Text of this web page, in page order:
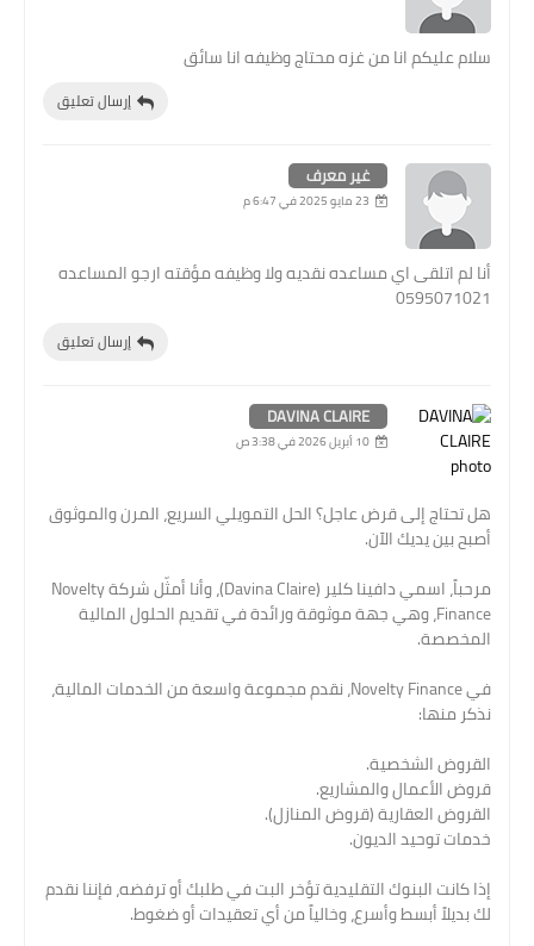
سلام عليكم انا من غزه محتاج وظيفه انا سائق
إرسال تعليق
غير معرف
23 مايو 2025 في 6:47 م
أنا لم اتلقى اي مساعده نقديه ولا وظيفه مؤقته ارجو المساعده
0595071021
إرسال تعليق
DAVINA CLAIRE
10 أبريل 2026 في 3:38 ص
هل تحتاج إلى قرض عاجل؟ الحل التمويلي السريع، المرن والموثوق
أصبح بين يديك الآن.
مرحباً، اسمي دافينا كلير (Davina Claire)، وأنا أمثّل شركة Novelty
Finance، وهي جهة موثوقة ورائدة في تقديم الحلول المالية
المخصصة.
في Novelty Finance، نقدم مجموعة واسعة من الخدمات المالية،
نذكر منها:
القروض الشخصية.
قروض الأعمال والمشاريع.
القروض العقارية (قروض المنازل).
خدمات توحيد الديون.
إذا كانت البنوك التقليدية تؤخر البت في طلبك أو ترفضه، فإننا نقدم
لك بديلاً أبسط وأسرع، وخالياً من أي تعقيدات أو ضغوط.